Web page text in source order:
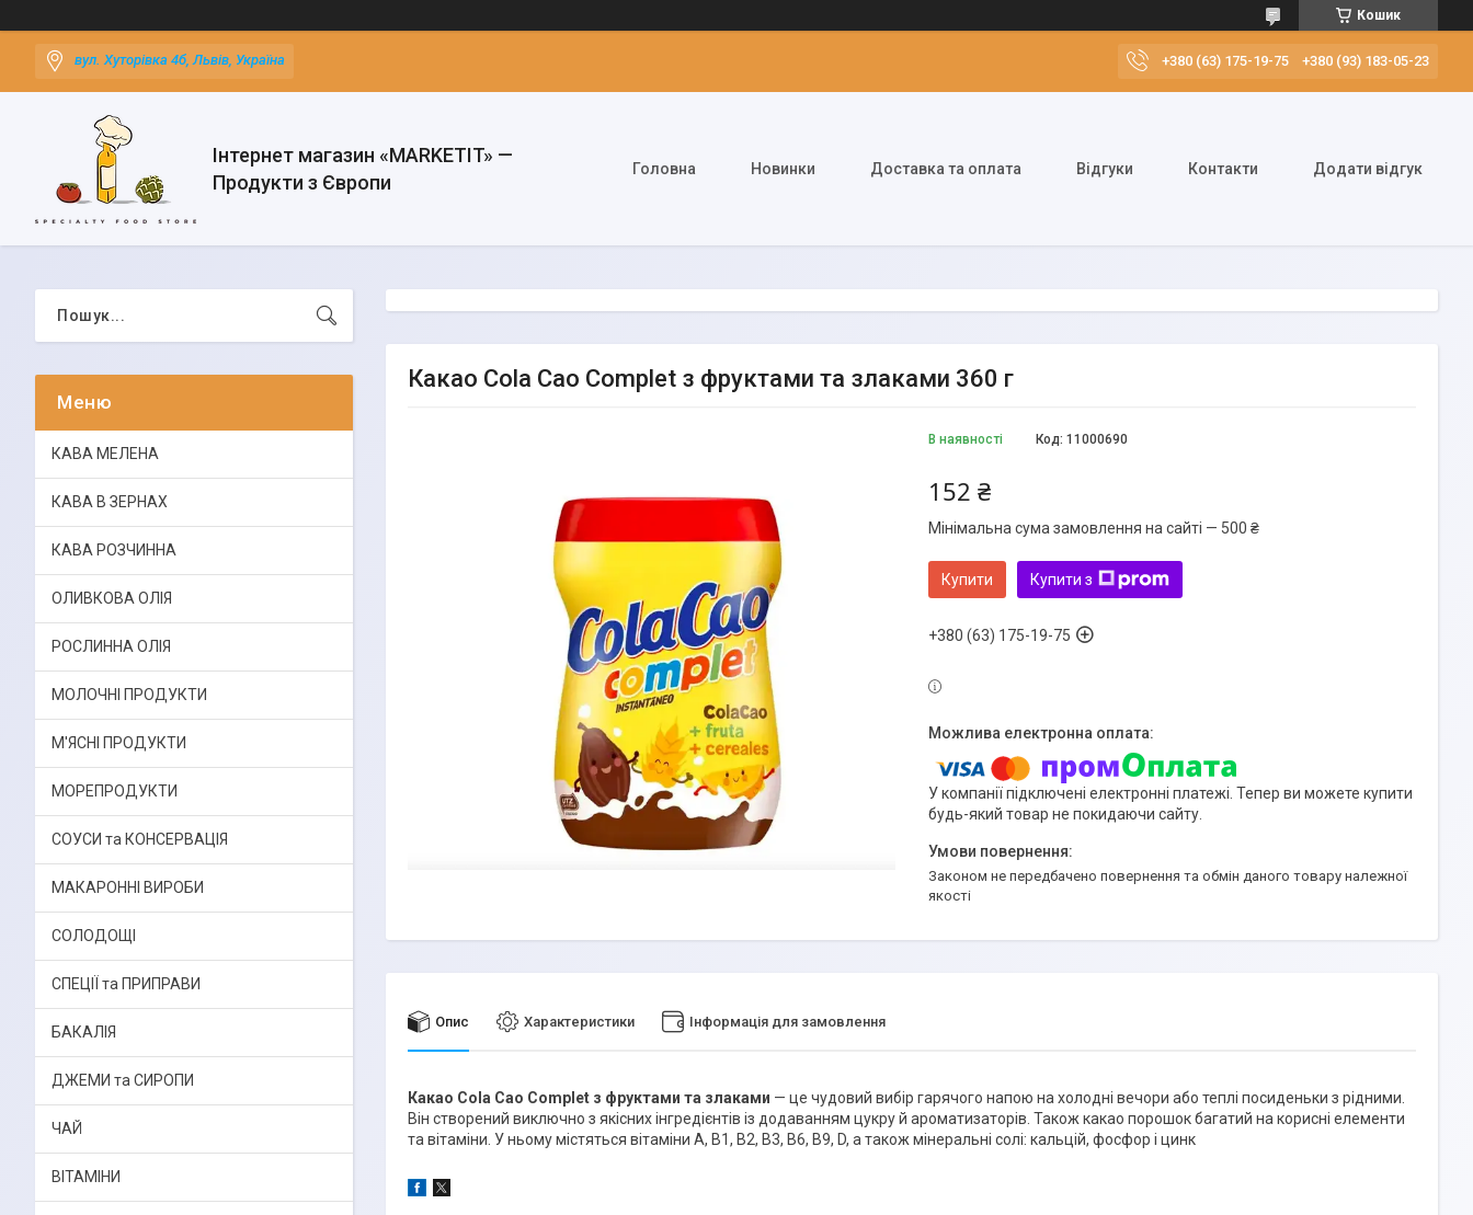
Кошик
вул. Хуторівка 4б, Львів, Україна +380 (63) 175-19-75 +380 (93) 183-05-23
Інтернет магазин «MARKETIT» —
Продукти з Європи
Головна Новинки Доставка та оплата Відгуки Контакти Додати відгук
Какао Cola Cao Complet з фруктами та злаками 360 г
В наявності Код: 11000690
152 ₴
Мінімальна сума замовлення на сайті — 500 ₴
Купити Купити з
+380 (63) 175-19-75
У компанії підключені електронні платежі. Тепер ви можете купити
будь-який товар не покидаючи сайту.
Законом не передбачено повернення та обмін даного товару належної
якості
Опис Характеристики Інформація для замовлення
Какао Cola Cao Complet з фруктами та злаками — це чудовий вибір гарячого напою на холодні вечори або теплі посиденьки з рідними.
Він створений виключно з якісних інгредієнтів із додаванням цукру й ароматизаторів. Також какао порошок багатий на корисні елементи
та вітаміни. У ньому містяться вітаміни А, В1, В2, В3, В6, В9, D, а також мінеральні солі: кальцій, фосфор і цинк
КАВА МЕЛЕНА
КАВА В ЗЕРНАХ
КАВА РОЗЧИННА
ОЛИВКОВА ОЛІЯ
РОСЛИННА ОЛІЯ
МОЛОЧНІ ПРОДУКТИ
М'ЯСНІ ПРОДУКТИ
МОРЕПРОДУКТИ
СОУСИ та КОНСЕРВАЦІЯ
МАКАРОННІ ВИРОБИ
СОЛОДОЩІ
СПЕЦІЇ та ПРИПРАВИ
БАКАЛІЯ
ДЖЕМИ та СИРОПИ
ЧАЙ
ВІТАМІНИ